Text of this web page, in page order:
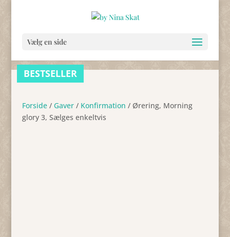
Vælg en side
Forside/ Gaver/ Konfirmation / Ørering, Morning
glory 3, Sælges enkeltvis
BESTSELLER
BESTSELLER